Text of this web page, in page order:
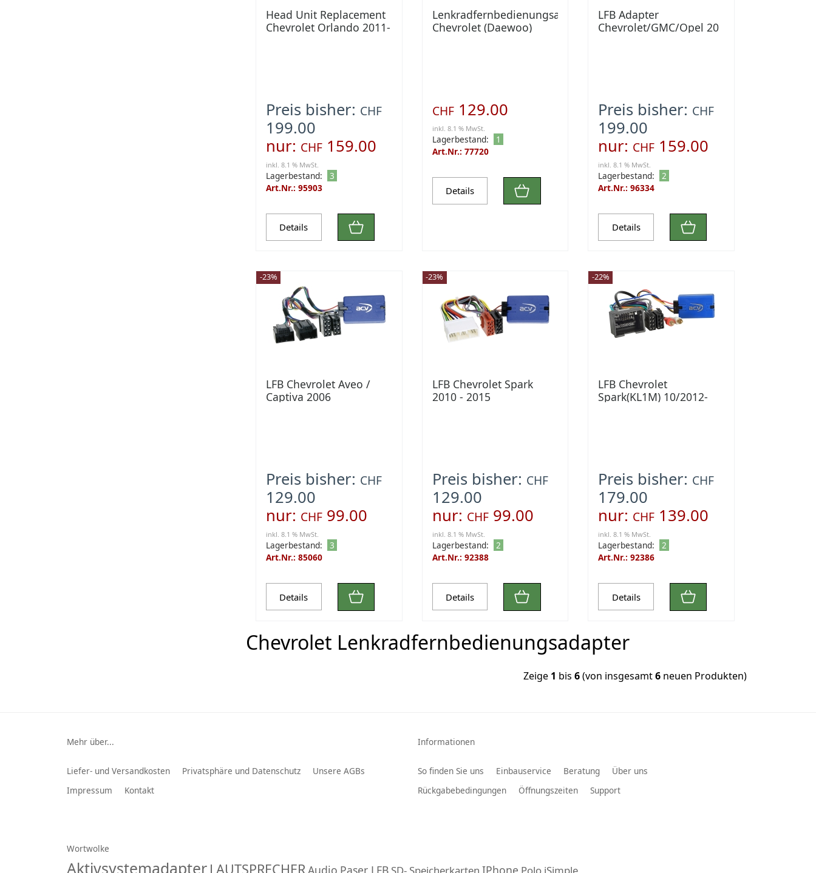
Head Unit Replacement
Chevrolet Orlando 2011-
Preis bisher: CHF
199.00
nur: CHF 159.00
inkl. 8.1 % MwSt.
Lagerbestand:
3
Art.Nr.: 95903
Details
Lenkradfernbedienungsadapter
Chevrolet (Daewoo)
CHF129.00
inkl. 8.1 % MwSt.
Lagerbestand:
1
Art.Nr.: 77720
Details
LFB Adapter
Chevrolet/GMC/Opel 20
Preis bisher: CHF
199.00
nur: CHF 159.00
inkl. 8.1 % MwSt.
Lagerbestand:
2
Art.Nr.: 96334
Details
-23%
LFB Chevrolet Aveo /
Captiva 2006
Preis bisher: CHF
129.00
nur: CHF 99.00
inkl. 8.1 % MwSt.
Lagerbestand:
3
Art.Nr.: 85060
Details
-23%
LFB Chevrolet Spark
2010 - 2015
Preis bisher: CHF
129.00
nur: CHF99.00
inkl. 8.1 % MwSt.
Lagerbestand:
2
Art.Nr.: 92388
Details
-22%
LFB Chevrolet
Spark(KL1M) 10/2012-
Preis bisher: CHF
179.00
nur: CHF 139.00
inkl. 8.1 % MwSt.
Lagerbestand:
2
Art.Nr.: 92386
Details
Chevrolet Lenkradfernbedienungsadapter
Zeige 1 bis 6(von insgesamt6 neuen Produkten)
Mehr über...
Liefer- und Versandkosten Privatsphäre und Datenschutz
Unsere AGBs
Impressum
Kontakt
Informationen
So finden Sie uns Einbauservice Beratung
Über uns
Rückgabebedingungen
Öffnungszeiten Support
Wortwolke
Aktivsystemadapter LAUTSPRECHER Audio Paser LFB SD- Speicherkarten IPhone Polo iSimple